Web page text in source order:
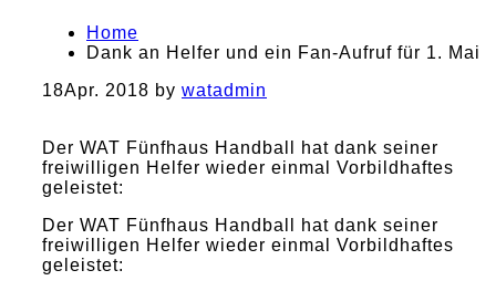
Home
Dank an Helfer und ein Fan-Aufruf für 1. Mai
18Apr. 2018 by watadmin
Der WAT Fünfhaus Handball hat dank seiner
freiwilligen Helfer wieder einmal Vorbildhaftes
geleistet:
Der WAT Fünfhaus Handball hat dank seiner
freiwilligen Helfer wieder einmal Vorbildhaftes
geleistet: